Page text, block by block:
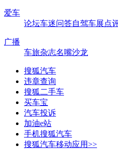
爱车
论坛车迷问答自驾车展点
广播
车旅杂志名嘴沙龙
搜狐汽车
违章查询
搜狐二手车
买车宝
汽车投诉
加油e站
手机搜狐汽车
搜狐汽车移动应用>>